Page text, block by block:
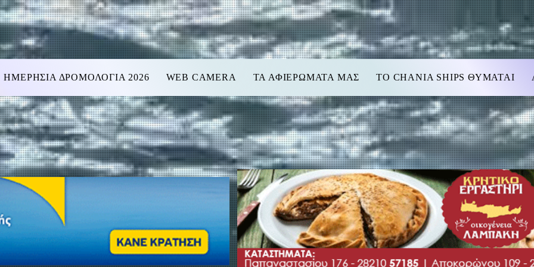
ΗΜΕΡΗΣΙΑ ΔΡΟΜΟΛΟΓΙΑ 2026 WEB CAMERA ΤΑ ΑΦΙΕΡΩΜΑΤΑ ΜΑΣ TO CHANIA SHIPS ΘΥΜΑΤΑΙ